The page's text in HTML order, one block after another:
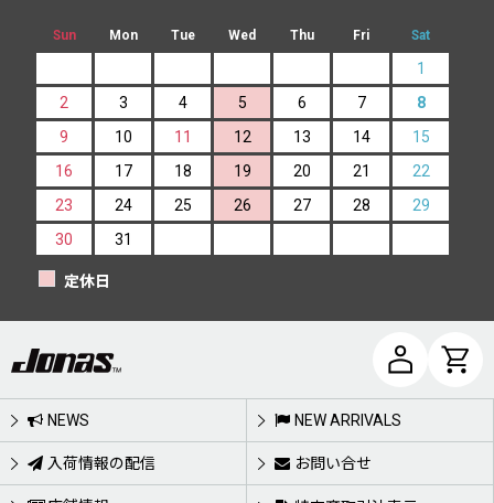
Sun Mon Tue Wed Thu Fri Sat
1
2
3 4 5 6 7
8
9
10 11 12 13 14
15
16
17 18 19 20 21
22
23
24 25 26 27 28
29
30
31
定休日
NEWS NEW ARRIVALS
入荷情報の配信 お問い合せ